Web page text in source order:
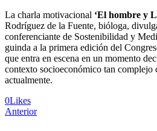
La charla motivacional ‘El hombre y
Rodríguez de la Fuente, bióloga,
conferenciante de Sostenibilidad y
guinda a la primera edición del
que entra en escena en un momento
contexto socioeconómico tan complejo
actualmente.
0Likes
Anterior